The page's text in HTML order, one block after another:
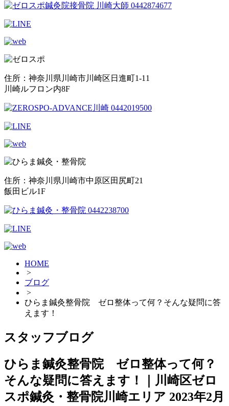
住所：神奈川県川崎市川崎区日進町1-11
川崎ルフロン内8F
住所：神奈川県川崎市中原区田尻町21
飯田ビル1F
HOME
>
ブログ
>
ひらま鍼灸整骨院 ゼロ整体って何？そんな疑問に答
えます！
スタッフブログ
ひらま鍼灸整骨院 ゼロ整体って何？
そんな疑問に答えます！｜川崎区ゼロ
スポ鍼灸・整骨院川崎エリア 2023年2月